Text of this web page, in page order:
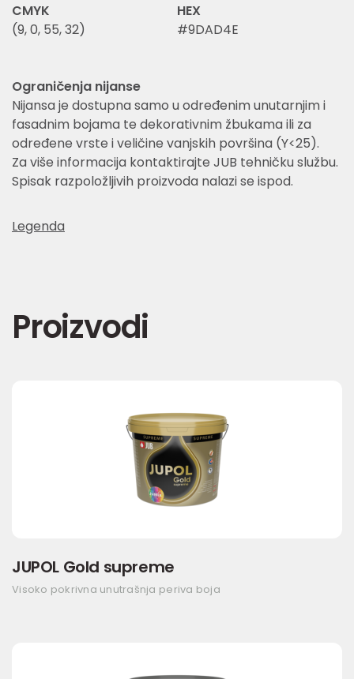
CMYK
(9, 0, 55, 32)
HEX
#9DAD4E
Ograničenja nijanse
Nijansa je dostupna samo u određenim unutarnjim i
fasadnim bojama te dekorativnim žbukama ili za
određene vrste i veličine vanjskih površina (Y<25).
Za više informacija kontaktirajte JUB tehničku službu.
Spisak razpoložljivih proizvoda nalazi se ispod.
Legenda
Proizvodi
JUPOL Gold supreme
Visoko pokrivna unutrašnja periva boja